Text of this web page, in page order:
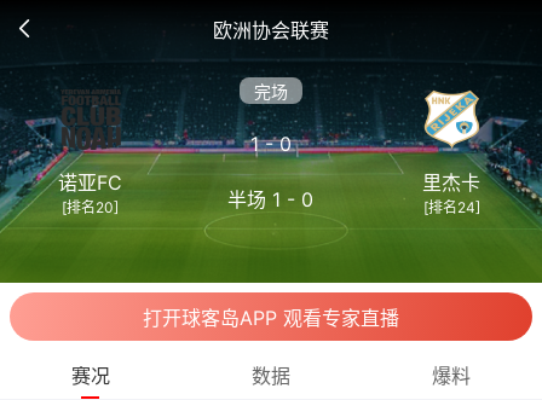
欧洲协会联赛
诺亚FC
[排名20]
完场
1 - 0
半场 1 - 0
里杰卡
[排名24]
打开球客岛APP 观看专家直播
赛况 数据 爆料